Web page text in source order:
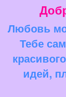
Любовь
Тебе
идей,